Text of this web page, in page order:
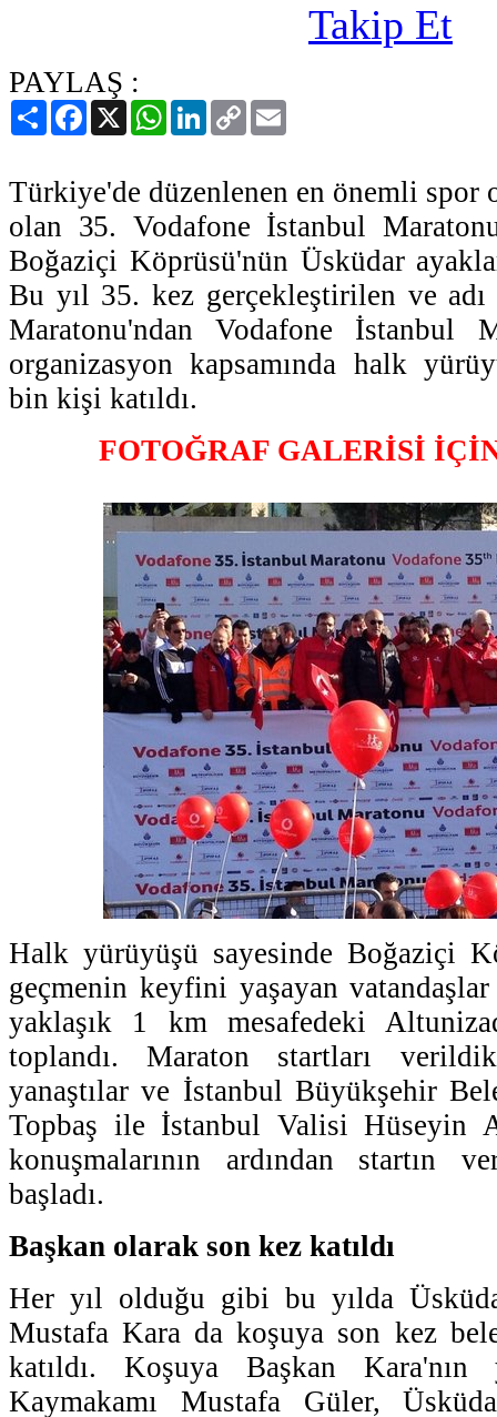
PAYLAŞ :
PaylaşFacebook
X WhatsAppLinkedIn
Copy
Link
Türkiye'de düzenlenen en önemli spor
olan 35. Vodafone İstanbul
Boğaziçi Köprüsü'nün Üsküdar
Bu yıl 35. kez gerçekleştirilen ve adı
Maratonu'ndan Vodafone İstanbul
organizasyon kapsamında halk
bin kişi katıldı.
FOTOĞRAF GALERİSİ
Halk yürüyüşü sayesinde Boğaziçi
geçmenin keyfini yaşayan
yaklaşık 1 km mesafedeki
toplandı. Maraton startları
yanaştılar ve İstanbul Büyükşehir
Topbaş ile İstanbul Valisi Hüseyin
konuşmalarının ardından startın
başladı.
Başkan olarak son kez katıldı
Her yıl olduğu gibi bu yılda
Mustafa Kara da koşuya son kez
katıldı. Koşuya Başkan Kara'nın
Kaymakamı Mustafa Güler,